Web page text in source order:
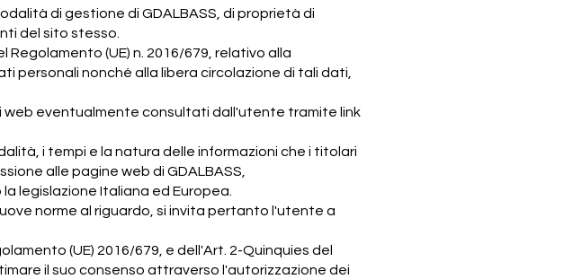
di gestione di GDALBASS, di proprietà di
del sito stesso.
(UE) n. 2016/679, relativo alla
nonché alla libera circolazione di tali dati,
web eventualmente consultati dall'utente tramite link
i tempi e la natura delle informazioni che i titolari
alle pagine web di GDALBASS,
legislazione Italiana ed Europea.
norme al riguardo, si invita pertanto l'utente a
(UE) 2016/679, e dell'Art. 2-Quinquies del
il suo consenso attraverso l'autorizzazione dei